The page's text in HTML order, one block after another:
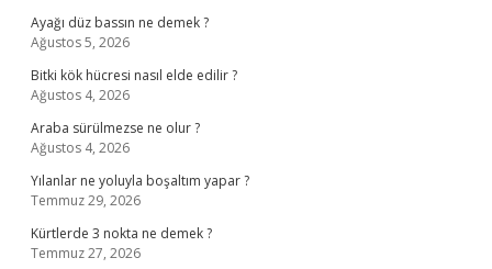
Ayağı düz bassın ne demek ?
Ağustos 5, 2026
Bitki kök hücresi nasıl elde edilir ?
Ağustos 4, 2026
Araba sürülmezse ne olur ?
Ağustos 4, 2026
Yılanlar ne yoluyla boşaltım yapar ?
Temmuz 29, 2026
Kürtlerde 3 nokta ne demek ?
Temmuz 27, 2026